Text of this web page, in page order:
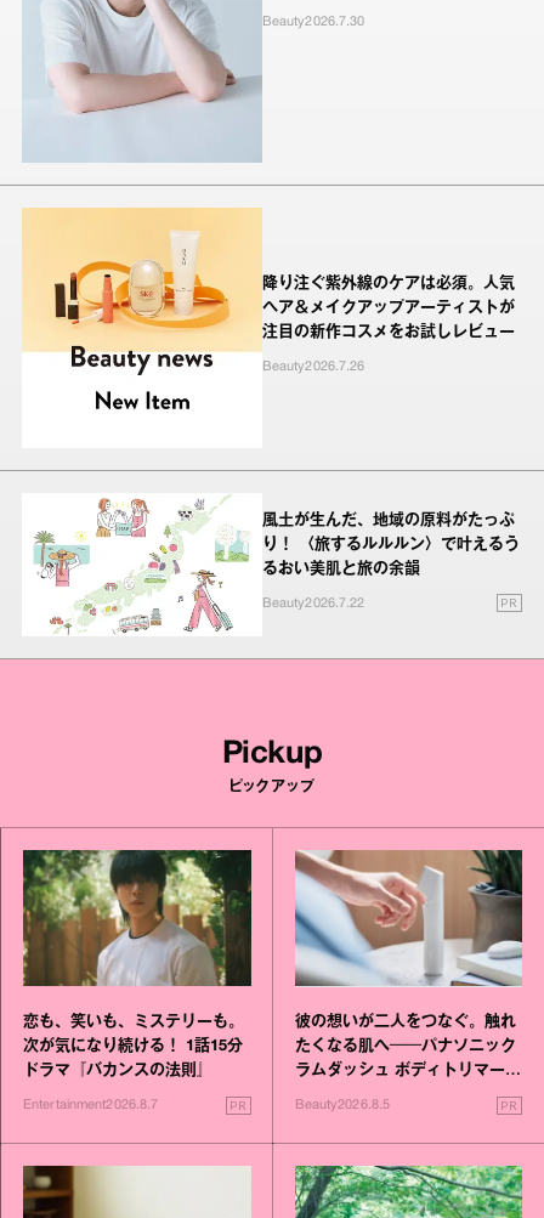
Beauty2026.7.30
降り注ぐ紫外線のケアは必須。人気
ヘア＆メイクアップアーティストが
注目の新作コスメをお試しレビュー
Beauty2026.7.26
風土が生んだ、地域の原料がたっぷ
り！ 〈旅するルルルン〉で叶えるう
るおい美肌と旅の余韻
Beauty2026.7.22 PR
Pickup
ピックアップ
恋も、笑いも、ミステリーも。
次が気になり続ける！ 1話15分
ドラマ『バカンスの法則』
Entertainment2026.8.7 PR
彼の想いが二人をつなぐ。触れ
たくなる肌へ──パナソニック
ラムダッシュ ボディトリマーが
Beauty2026.8.5 PR